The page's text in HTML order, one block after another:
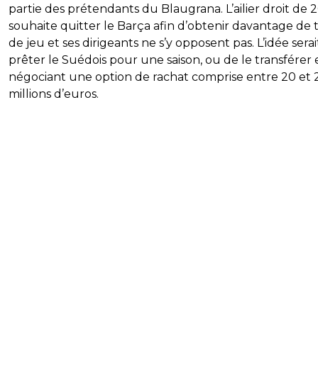
partie des prétendants du Blaugrana. L’ailier droit de
souhaite quitter le Barça afin d’obtenir davantage de
de jeu et ses dirigeants ne s’y opposent pas. L’idée
prêter le Suédois pour une saison, ou de le transférer
négociant une option de rachat comprise entre 20 et
millions d’euros.